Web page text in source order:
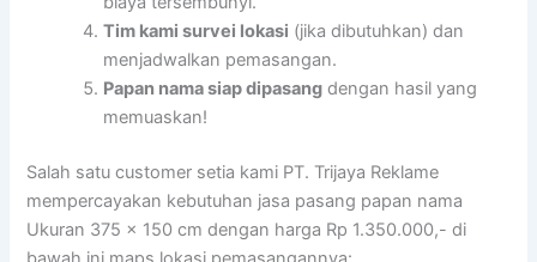
Tim kami survei lokasi (jika dibutuhkan) dan
menjadwalkan pemasangan.
Papan nama siap dipasang dengan hasil yang
memuaskan!
Salah satu customer setia kami PT. Trijaya Reklame
mempercayakan kebutuhan jasa pasang papan nama
Ukuran 375 x 150 cm dengan harga Rp 1.350.000,- di